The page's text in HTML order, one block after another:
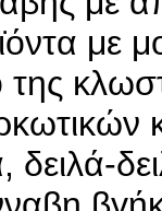
με
της
δειλά-